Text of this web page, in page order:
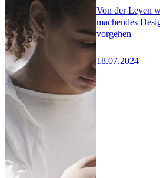
Von der Leyen
machendes
vorgehen
18.07.2024